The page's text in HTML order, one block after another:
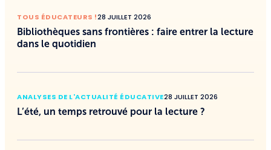
TOUS ÉDUCATEURS !28 JUILLET 2026
Bibliothèques sans frontières : faire entrer la lecture
dans le quotidien
ANALYSES DE L'ACTUALITÉ ÉDUCATIVE28 JUILLET 2026
L’été, un temps retrouvé pour la lecture ?